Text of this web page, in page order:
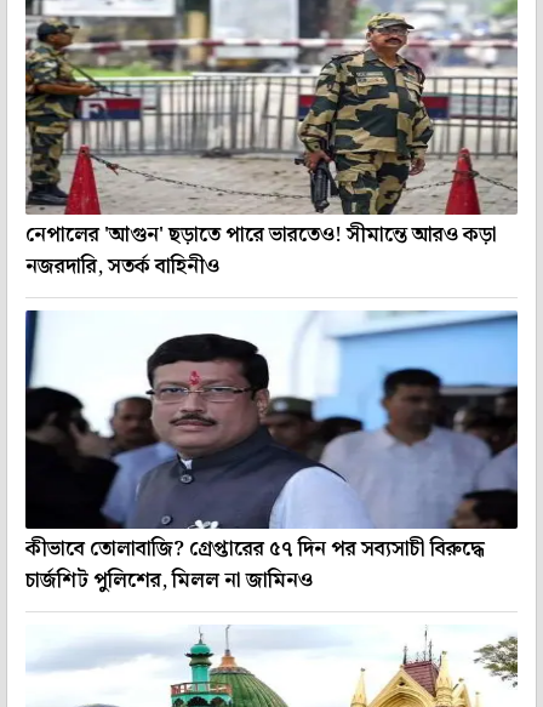
নেপালের 'আগুন' ছড়াতে পারে ভারতেও! সীমান্তে আরও কড়া
নজরদারি, সতর্ক বাহিনীও
কীভাবে তোলাবাজি? গ্রেপ্তারের ৫৭ দিন পর সব্যসাচী বিরুদ্ধে
চার্জশিট পুলিশের, মিলল না জামিনও